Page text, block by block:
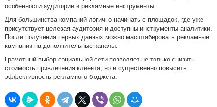
особенности аудитории и рекламные инструменты.
Для большинства компаний логично начинать с площадок, где уже
присутствует целевая аудитория и доступны инструменты аналитики.
После получения первых данных можно масштабировать рекламные
кампании на дополнительные каналы.
Грамотный выбор социальной сети позволяет не только снизить
стоимость привлечения клиента, но и существенно повысить
эффективность рекламного бюджета.